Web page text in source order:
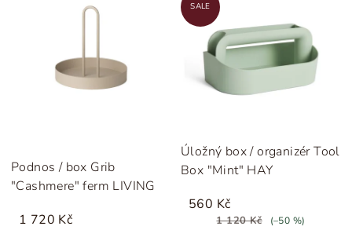
Podnos / box Grib
"Cashmere" ferm LIVING
1 720 Kč
SALE
Úložný box / organizér Tool
Box "Mint" HAY
560 Kč
1 120 Kč (–50 %)